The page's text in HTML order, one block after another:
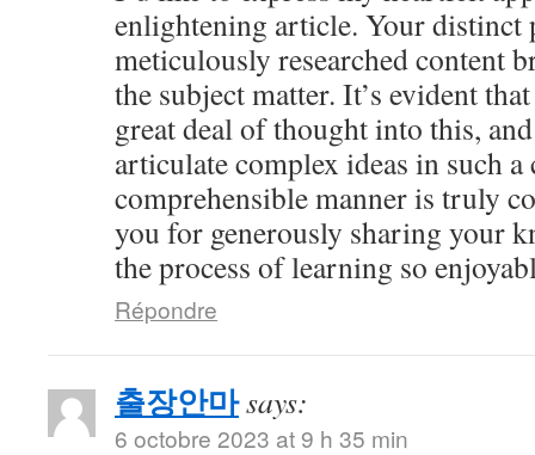
enlightening article. Your distinct
meticulously researched content
the subject matter. It’s evident
great deal of thought into this,
articulate complex ideas in such a
comprehensible manner is truly
you for generously sharing your
the process of learning so
Répondre
출장안마says:
6 octobre 2023 at 9 h 35 min